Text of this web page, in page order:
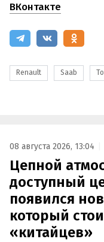
ВКонтакте
Renault Saab
08 августа 2026, 13:04
Цепной
доступный
появился
который
«китайцев»